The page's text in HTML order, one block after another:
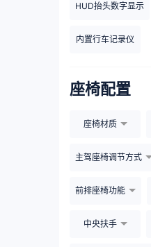
HUD抬头数字显示
内置行车记录仪
座椅配置
座椅材质
主驾座椅调节方式
前排座椅功能
中央扶手